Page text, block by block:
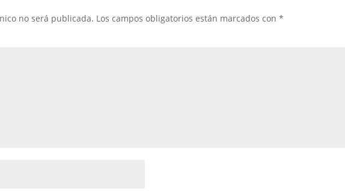
no será publicada. Los campos obligatorios están marcados con*